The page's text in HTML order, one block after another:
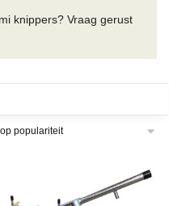
knippers? Vraag gerust